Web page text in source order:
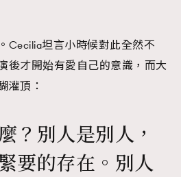
Cecilia坦言小時候對此全然不
後才開始有愛自己的意識，而大
灌頂：
？別人是別人，
要的存在。別人